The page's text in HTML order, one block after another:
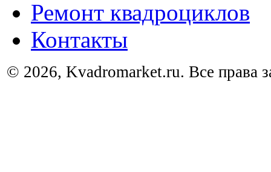
Ремонт квадроциклов
Контакты
© 2026, Kvadromarket.ru. Все права